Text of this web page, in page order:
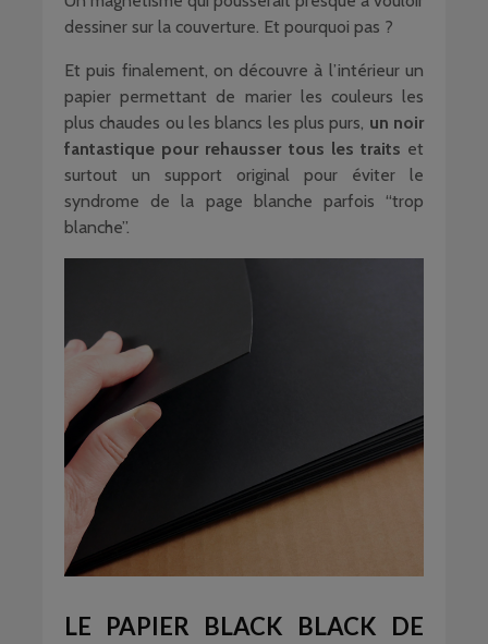
dessiner sur la couverture. Et pourquoi pas ?
Et puis finalement, on découvre à l’intérieur un
papier permettant de marier les couleurs les
plus chaudes ou les blancs les plus purs, un noir
fantastique pour rehausser tous les traits et
surtout un support original pour éviter le
syndrome de la page blanche parfois “trop
blanche”.
LE PAPIER BLACK BLACK DE